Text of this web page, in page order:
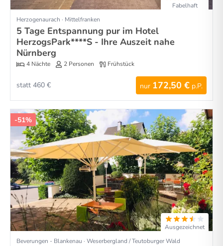
Fabelhaft
Herzogenaurach · Mittelfranken
5 Tage Entspannung pur im Hotel
HerzogsPark****S - Ihre Auszeit nahe
Nürnberg
4 Nächte 2 Personen Frühstück
nur 172,50 € p.P.
statt 460 €
-51%
Ausgezeichnet
Beverungen - Blankenau · Weserbergland / Teutoburger Wald